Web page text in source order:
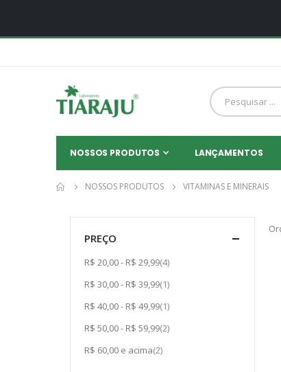
NOSSOS PRODUTOS LANÇAMENTOS
NOSSOS PRODUTOS VITAMINAS E MINERAIS
PREÇO
R$ 20,00- R$ 29,99 4item
R$ 30,00- R$ 39,99 1item
R$ 40,00- R$ 49,99 1item
R$ 50,00- R$ 59,99 2item
R$ 60,00 e acima 2item